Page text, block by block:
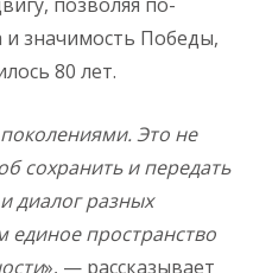
и значимость Победы,
80 лет.
Это не
сохранить и передать
диалог разных
единое пространство
», — рассказывает